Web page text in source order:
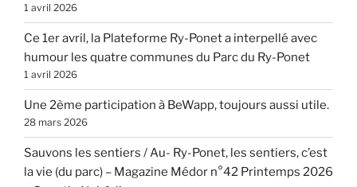
1 avril 2026
Ce 1er avril, la Plateforme Ry-Ponet a interpellé avec
humour les quatre communes du Parc du Ry-Ponet
1 avril 2026
Une 2ème participation à BeWapp, toujours aussi utile.
28 mars 2026
Sauvons les sentiers / Au- Ry-Ponet, les sentiers, c’est
la vie (du parc) – Magazine Médor n°42 Printemps 2026